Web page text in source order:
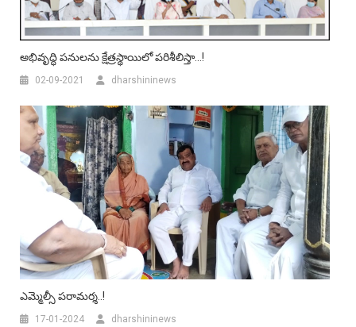
అభివృద్ధి ప‌నుల‌ను క్షేత్ర‌స్థాయిలో ప‌రిశీలిస్తా…!
02-09-2021 dharshininews
ఎమ్మెల్సీ పరామర్శ..!
17-01-2024 dharshininews